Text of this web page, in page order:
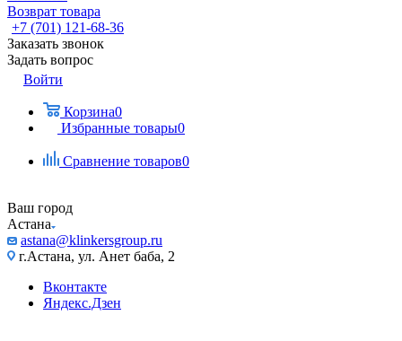
Возврат товара
+7 (701) 121-68-36
Заказать звонок
Задать вопрос
Войти
Корзина0
Избранные товары0
Сравнение товаров0
Ваш город
Астана
astana@klinkersgroup.ru
г.Астана, ул. Анет баба, 2
Вконтакте
Яндекс.Дзен